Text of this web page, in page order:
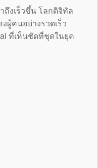
ถึงเร็วขึ้น โลกดิจิทัล
ผู้คนอย่างรวดเร็ว
ที่เห็นชัดที่ชุดในยุค